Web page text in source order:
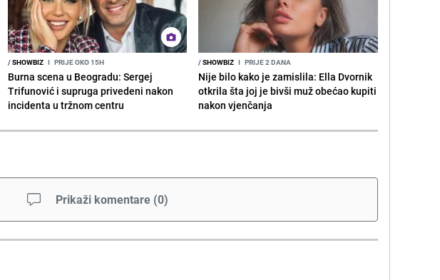
/SHOWBIZ I PRIJE OKO 15H
Burna scena u Beogradu: Sergej
Trifunović i supruga privedeni nakon
incidenta u tržnom centru
/SHOWBIZ I PRIJE 2 DANA
Nije bilo kako je zamislila: Ella Dvornik
otkrila šta joj je bivši muž obećao kupiti
nakon vjenčanja
Prikaži komentare (0)